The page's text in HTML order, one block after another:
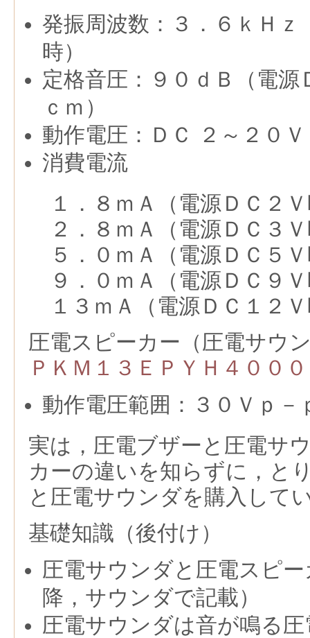
発振周波数：３．６ｋＨｚ
時）
定格音圧：９０ｄＢ（電源
ｃｍ）
動作電圧：ＤＣ ２～２０Ｖ
消費電流
１．８ｍＡ（電源ＤＣ２
２．８ｍＡ（電源ＤＣ３
５．０ｍＡ（電源ＤＣ５
９．０ｍＡ（電源ＤＣ９
１３ｍＡ（電源ＤＣ１２
圧電スピーカー（圧電サウ
ＰＫＭ１３ＥＰＹＨ４００
動作電圧範囲：３０Ｖｐ－
実は，圧電ブザーと圧電サ
カーの違いを知らずに，と
と圧電サウンダを購入して
基礎知識（後付け）
圧電サウンダと圧電スピ
降，サウンダで記載）
圧電サウンダは音が鳴る